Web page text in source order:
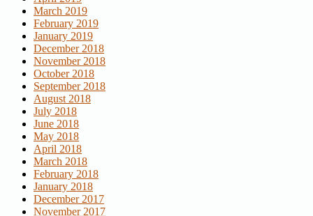
March 2019
February 2019
January 2019
December 2018
November 2018
October 2018
September 2018
August 2018
July 2018
June 2018
May 2018
April 2018
March 2018
February 2018
January 2018
December 2017
November 2017